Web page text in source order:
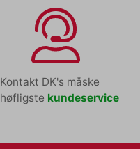
Kontakt DK's måske
høfligste kundeservice